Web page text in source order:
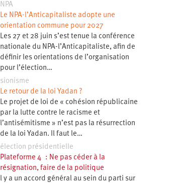
NPA
Le NPA-l’Anticapitaliste adopte une
orientation commune pour 2027
Les 27 et 28 juin s’est tenue la conférence
nationale du NPA-l’Anticapitaliste, afin de
définir les orientations de l’organisation
pour l’élection…
sionisme
Le retour de la loi Yadan ?
Le projet de loi de « cohésion républicaine
par la lutte contre le racisme et
l’antisémitisme » n’est pas la résurrection
de la loi Yadan. Il faut le…
élection présidentielle
Plateforme 4 : Ne pas céder à la
résignation, faire de la politique
l y a un accord général au sein du parti sur